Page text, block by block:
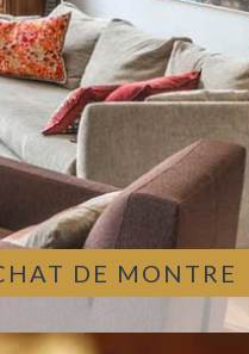
DE MONTRE